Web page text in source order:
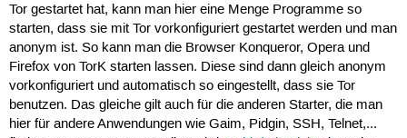
Tor gestartet hat, kann man hier eine Menge Programme so
starten, dass sie mit Tor vorkonfiguriert gestartet werden und man
anonym ist. So kann man die Browser Konqueror, Opera und
Firefox von TorK starten lassen. Diese sind dann gleich anonym
vorkonfiguriert und automatisch so eingestellt, dass sie Tor
benutzen. Das gleiche gilt auch für die anderen Starter, die man
hier für andere Anwendungen wie Gaim, Pidgin, SSH, Telnet,...